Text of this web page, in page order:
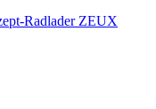
Radlader ZEUX